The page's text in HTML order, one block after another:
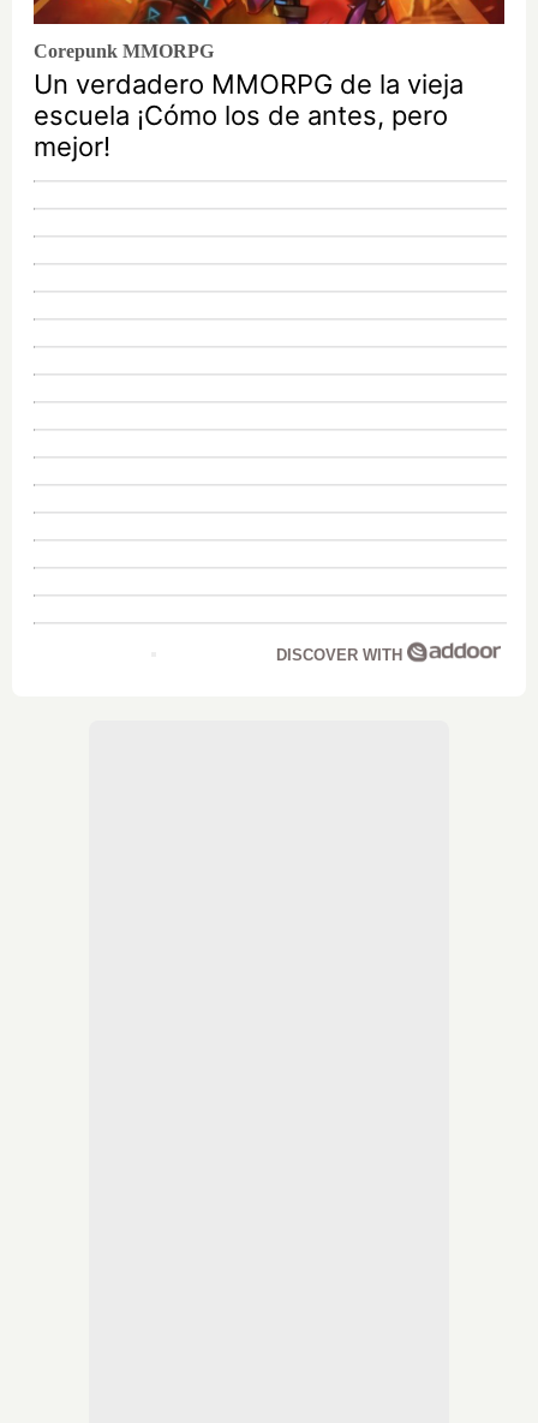
Corepunk MMORPG
Un verdadero MMORPG de la vieja
escuela ¡Cómo los de antes, pero
mejor!
DISCOVER WITH